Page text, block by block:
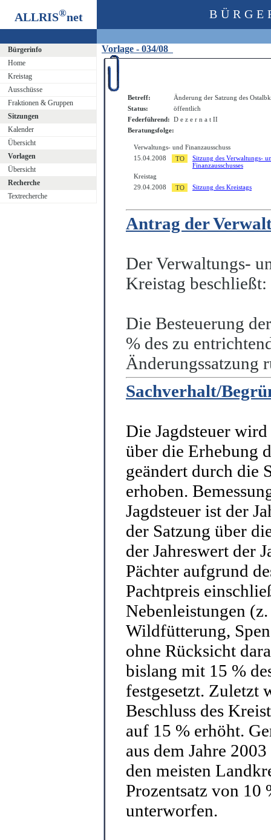
ALLRIS®net
Bürgerinfo
Home
Kreistag
Ausschüsse
Fraktionen & Gruppen
Sitzungen
Kalender
Übersicht
Vorlagen
Übersicht
Recherche
Textrecherche
Vorlage - 034/08
Betreff:
Änderung der Satzung des
Status:
öffentlich
Federführend: D e z e r n a t II
Beratungsfolge:
Verwaltungs- und Finanzausschuss
15.04.2008
Sitzung des Verwaltungs-
Finanzausschusses
Kreistag
29.04.2008
Sitzung des Kreistags
Antrag der
Der Verwaltungs-
Kreistag beschließt:
Die Besteuerung
% des zu
Änderungssatzung
Sachverhalt/
Die Jagdsteuer
über die Erhebung
geändert durch die
erhoben.
Jagdsteuer ist der
der Satzung über
der Jahreswert der
Pächter aufgrund
Pachtpreis
Nebenleistungen
Wildfütterung,
ohne Rücksicht
bislang mit 15 %
festgesetzt. Zuletzt
Beschluss des
auf 15 % erhöht.
aus dem Jahre
den meisten
Prozentsatz von 10
unterworfen.